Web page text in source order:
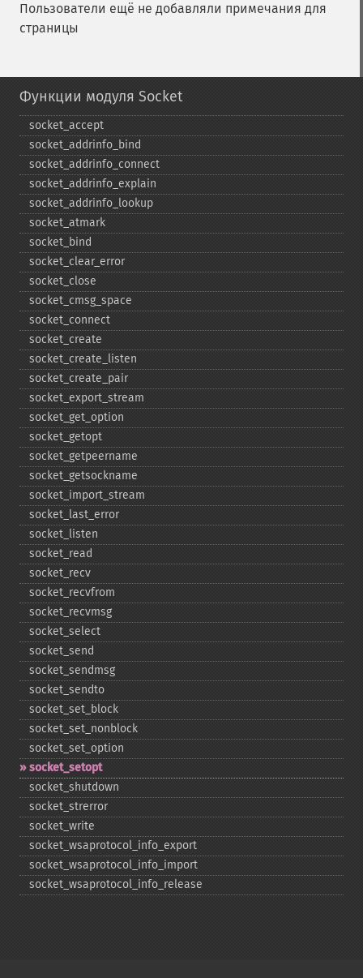
Пользователи ещё не добавляли примечания для
страницы
Функции модуля Socket
socket_​accept
socket_​addrinfo_​bind
socket_​addrinfo_​connect
socket_​addrinfo_​explain
socket_​addrinfo_​lookup
socket_​atmark
socket_​bind
socket_​clear_​error
socket_​close
socket_​cmsg_​space
socket_​connect
socket_​create
socket_​create_​listen
socket_​create_​pair
socket_​export_​stream
socket_​get_​option
socket_​getopt
socket_​getpeername
socket_​getsockname
socket_​import_​stream
socket_​last_​error
socket_​listen
socket_​read
socket_​recv
socket_​recvfrom
socket_​recvmsg
socket_​select
socket_​send
socket_​sendmsg
socket_​sendto
socket_​set_​block
socket_​set_​nonblock
socket_​set_​option
socket_​setopt
socket_​shutdown
socket_​strerror
socket_​write
socket_​wsaprotocol_​info_​export
socket_​wsaprotocol_​info_​import
socket_​wsaprotocol_​info_​release